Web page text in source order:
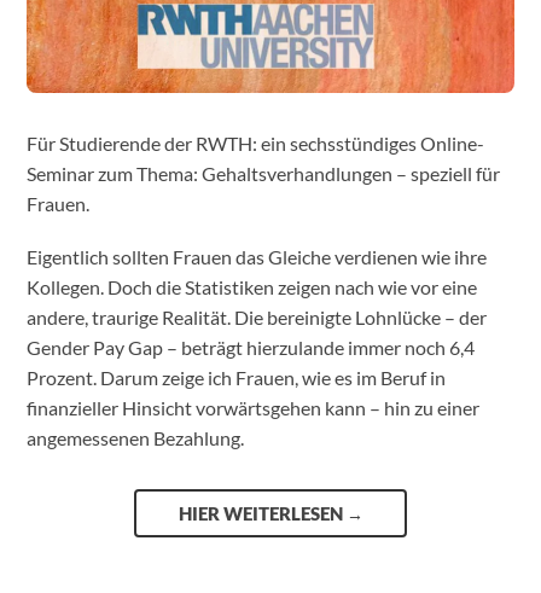
Für Studierende der RWTH: ein sechsstündiges Online-
Seminar zum Thema: Gehaltsverhandlungen – speziell für
Frauen.
Eigentlich sollten Frauen das Gleiche verdienen wie ihre
Kollegen. Doch die Statistiken zeigen nach wie vor eine
andere, traurige Realität. Die bereinigte Lohnlücke – der
Gender Pay Gap – beträgt hierzulande immer noch 6,4
Prozent. Darum zeige ich Frauen, wie es im Beruf in
finanzieller Hinsicht vorwärtsgehen kann – hin zu einer
angemessenen Bezahlung.
HIER WEITERLESEN →